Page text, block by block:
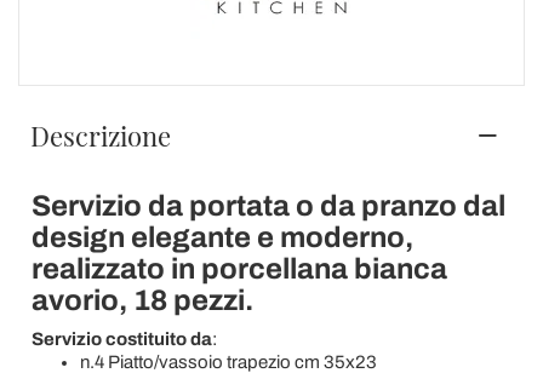
Descrizione
Servizio da portata o da pranzo dal
design elegante e moderno,
realizzato in porcellana bianca
avorio, 18 pezzi.
Servizio costituito da:
n.4 Piatto/vassoio trapezio cm 35x23